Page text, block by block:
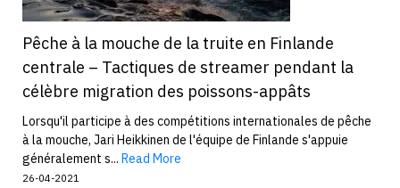
Pêche à la mouche de la truite en Finlande
centrale – Tactiques de streamer pendant la
célèbre migration des poissons-appâts
Lorsqu'il participe à des compétitions internationales de pêche
à la mouche, Jari Heikkinen de l'équipe de Finlande s'appuie
généralement s... Read More
26-04-2021